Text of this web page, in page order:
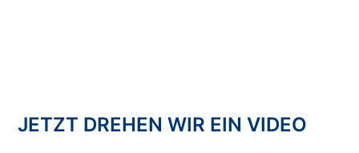
JETZT DREHEN WIR EIN VIDEO